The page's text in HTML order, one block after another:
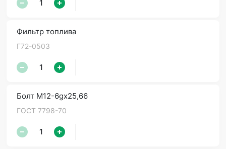
Фильтр топлива
Г72-0503
Болт М12-6gх25,66
ГОСТ 7798-70